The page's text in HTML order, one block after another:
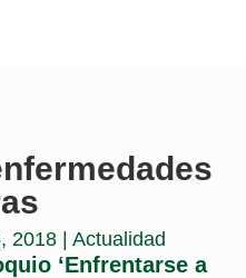
2018| Actualidad
‘Enfrentarse a